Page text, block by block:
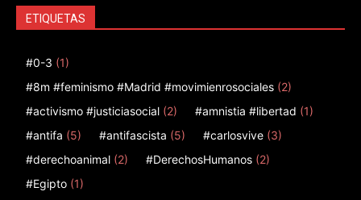
ETIQUETAS
#0-3 (1)
#8m #feminismo #Madrid #movimienrosociales (2)
#activismo #justiciasocial (2) #amnistia #libertad (1)
#antifa (5) #antifascista (5) #carlosvive (3)
#derechoanimal (2) #DerechosHumanos (2)
#Egipto (1)